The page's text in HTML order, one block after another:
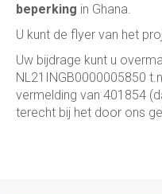
beperking in Ghana.
U kunt de flyer van het
Uw bijdrage kunt u
NL21INGB0000005850
vermelding van 401854
terecht bij het door ons